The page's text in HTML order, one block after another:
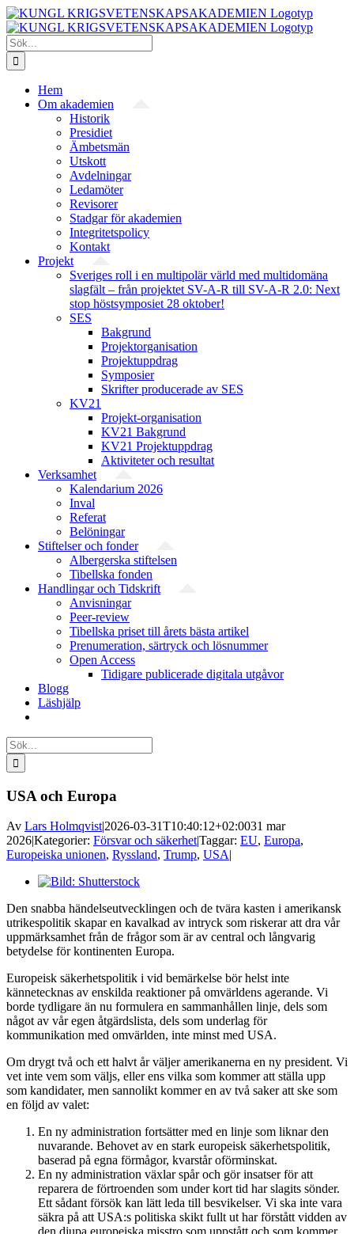
Fortsätt
till
innehållet
Sök
efter:
Hem
Om akademien
Historik
Presidiet
Ämbetsmän
Utskott
Avdelningar
Ledamöter
Revisorer
Stadgar för akademien
Integritetspolicy
Kontakt
Projekt
Sveriges roll i en multipolär värld med multidomäna
slagfält – från projektet SV-A-R till SV-A-R 2.0: Next
stop höstsymposiet 28 oktober!
SES
Bakgrund
Projekt­organisation
Projektuppdrag
Symposier
Skrifter producerade av SES
KV21
Projekt-organisation
KV21 Bakgrund
KV21 Projektuppdrag
Aktiviteter och resultat
Verksamhet
Kalendarium 2026
Inval
Referat
Belöningar
Stiftelser och fonder
Albergerska stiftelsen
Tibellska fonden
Handlingar och Tidskrift
Anvisningar
Peer-review
Tibellska priset till årets bästa artikel
Prenumeration, särtryck och lösnummer
Open Access
Tidigare publicerade digitala utgåvor
Blogg
Läshjälp
Sök
efter:
USA och Europa
Av Lars Holmqvist|2026-03-31T10:40:12+02:0031 mar
2026|Kategorier: Försvar och säkerhet|Taggar: EU, Europa,
Europeiska unionen, Ryssland, Trump, USA|
Visa
bild
Den snabba händelseutvecklingen och de tvära kasten i amerikansk
utrikespolitik skapar en kavalkad av intryck som riskerar att dra vår
uppmärksamhet från de frågor som är av central och långvarig
betydelse för kontinenten Europa.
Europeisk säkerhetspolitik i vid bemärkelse bör helst inte
kännetecknas av enskilda reaktioner på omvärldens agerande. Vi
borde tydligare än nu formulera en sammanhållen linje, dels som
något av vår egen åtgärdslista, dels som underlag för
kommunikation med omvärlden, inte minst med USA.
Om drygt två och ett halvt år väljer amerikanerna en ny president. Vi
vet inte vem som väljs, eller ens vilka som kommer att ställa upp
som kandidater, men sannolikt kommer en av två saker att ske som
en följd av valet:
En ny administration fortsätter med en linje som liknar den
nuvarande. Behovet av en stark europeisk säkerhetspolitik,
baserad på egna förmågor, kvarstår oförminskat.
En ny administration växlar spår och gör insatser för att
reparera de förtroenden som under kort tid har slagits sönder.
Ett sådant försök kan lätt leda till besvikelser. Vi ska inte vara
säkra på att USA:s politiska skikt fullt ut har förstått vidden av